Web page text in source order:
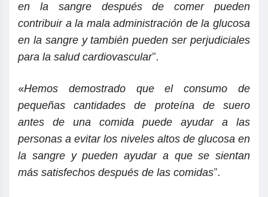
en la sangre después de comer pueden
contribuir a la mala administración de la glucosa
en la sangre y también pueden ser perjudiciales
para la salud cardiovascular”.
«Hemos demostrado que el consumo de
pequeñas cantidades de proteína de suero
antes de una comida puede ayudar a las
personas a evitar los niveles altos de glucosa en
la sangre y pueden ayudar a que se sientan
más satisfechos después de las comidas”.